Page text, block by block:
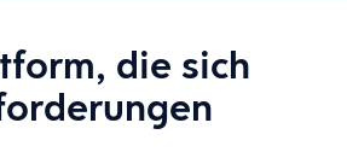
die sich